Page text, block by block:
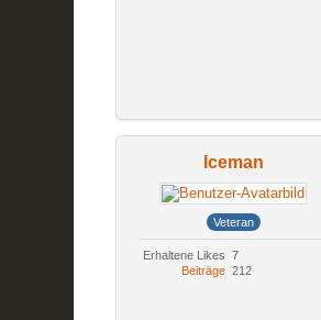
Iceman
Veteran
Erhaltene Likes 7
Beiträge 212